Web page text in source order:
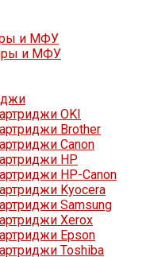
и МФУ
и МФУ
OKI
Brother
Canon
HP
HP-Canon
Kyocera
Samsung
Xerox
Epson
Toshiba